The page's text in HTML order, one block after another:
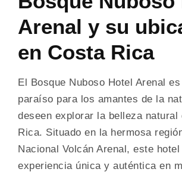
Arenal y su
en Costa Rica
El Bosque Nuboso Hotel Arenal
paraíso para los amantes de la
deseen explorar la belleza natural
Rica. Situado en la hermosa
Nacional Volcán Arenal, este
experiencia única y auténtica en